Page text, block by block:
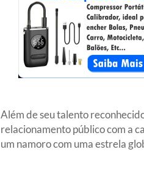
Além de seu talento
relacionamento público com a
um namoro com uma estrela